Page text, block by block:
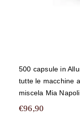
500 capsule in
tutte le macchine
miscela Mia
€96,90